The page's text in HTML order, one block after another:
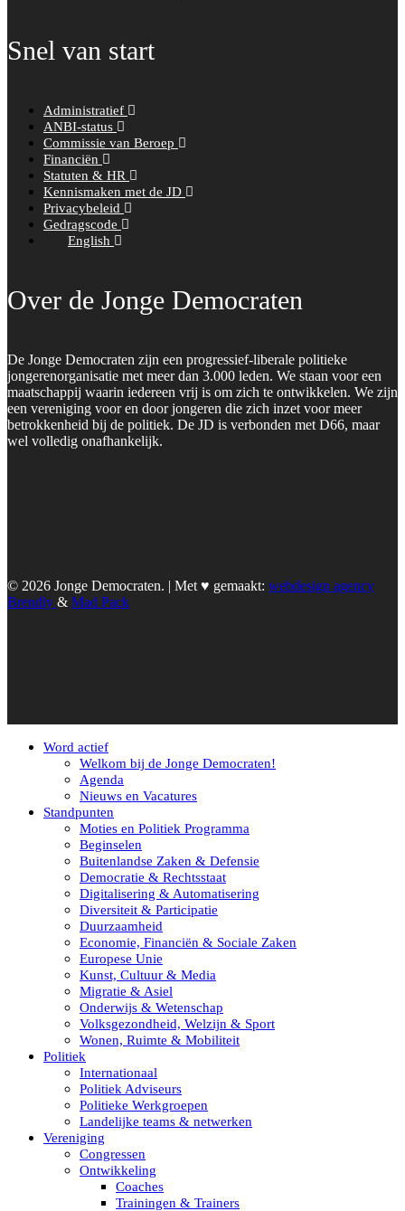
Snel van start
Administratief
ANBI-status
Commissie van Beroep
Financiën
Statuten & HR
Kennismaken met de JD
Privacybeleid
Gedragscode
English
Over de Jonge Democraten
De Jonge Democraten zijn een progressief-liberale politieke
jongerenorganisatie met meer dan 3.000 leden. We staan voor een
maatschappij waarin iedereen vrij is om zich te ontwikkelen. We zijn
een vereniging voor en door jongeren die zich inzet voor meer
betrokkenheid bij de politiek. De JD is verbonden met D66, maar
wel volledig onafhankelijk.
© 2026 Jonge Democraten. | Met ♥︎ gemaakt: webdesign agency
Brendly & Mad Pack
Word actief
Welkom bij de Jonge Democraten!
Agenda
Nieuws en Vacatures
Standpunten
Moties en Politiek Programma
Beginselen
Buitenlandse Zaken & Defensie
Democratie & Rechtsstaat
Digitalisering & Automatisering
Diversiteit & Participatie
Duurzaamheid
Economie, Financiën & Sociale Zaken
Europese Unie
Kunst, Cultuur & Media
Migratie & Asiel
Onderwijs & Wetenschap
Volksgezondheid, Welzijn & Sport
Wonen, Ruimte & Mobiliteit
Politiek
Internationaal
Politiek Adviseurs
Politieke Werkgroepen
Landelijke teams & netwerken
Vereniging
Congressen
Ontwikkeling
Coaches
Trainingen & Trainers